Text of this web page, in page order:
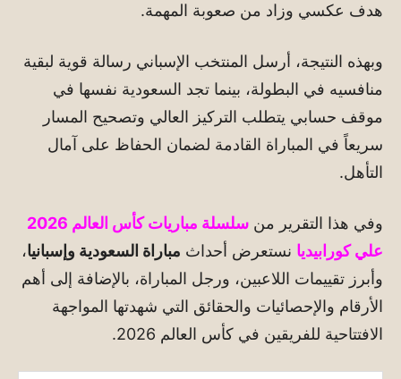
هدف عكسي وزاد من صعوبة المهمة.
وبهذه النتيجة، أرسل المنتخب الإسباني رسالة قوية لبقية
منافسيه في البطولة، بينما تجد السعودية نفسها في
موقف حسابي يتطلب التركيز العالي وتصحيح المسار
سريعاً في المباراة القادمة لضمان الحفاظ على آمال
التأهل.
وفي هذا التقرير من
سلسلة مباريات كأس العالم 2026
علي كورابيديا نستعرض أحداث مباراة السعودية وإسبانيا،
وأبرز تقييمات اللاعبين، ورجل المباراة، بالإضافة إلى أهم
الأرقام والإحصائيات والحقائق التي شهدتها المواجهة
الافتتاحية للفريقين في كأس العالم 2026.